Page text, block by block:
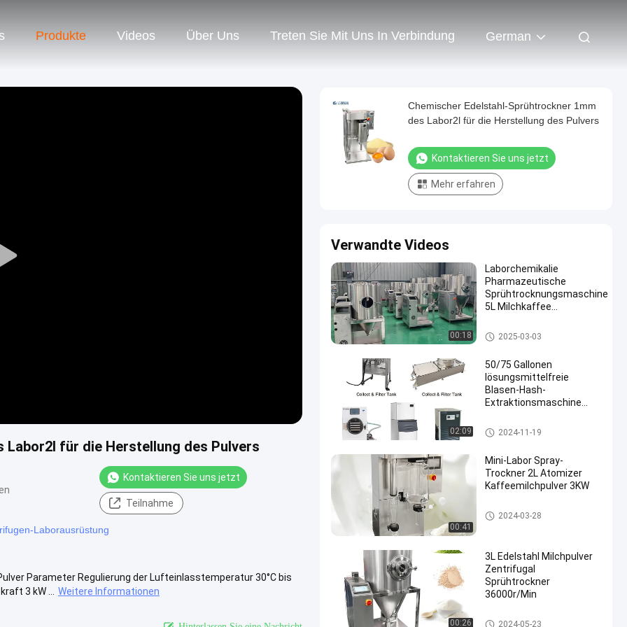
Produkte Videos Über Uns Treten Sie Mit Uns In Verbindung German
Play
für die Herstellung des Pulvers
Kontaktieren Sie uns jetzt
Teilnahme
Laborausrüstung
Parameter Regulierung der Lufteinlasstemperatur 30°C bis
3 kW ...
Weitere Informationen
Chemischer Edelstahl-Sprühtrockner 1mm
des Labor2l für die Herstellung des Pulvers
Kontaktieren Sie uns jetzt
Mehr erfahren
Verwandte Videos
00:18
Laborchemikalie
Pharmazeutische
Sprühtrocknungsmaschine
5L Milchkaffee
Ausrüstung
Sprühtrockner-Maschine
2025-03-03
02:09
50/75 Gallonen
lösungsmittelfreie
Blasen-Hash-
Extraktionsmaschine
Extraktionsgeräte
Sprühtrockner-Maschine
2024-11-19
00:41
Mini-Labor Spray-
Trockner 2L Atomizer
Kaffeemilchpulver 3KW
Sprühtrockner-Maschine
2024-03-28
00:26
3L Edelstahl Milchpulver
Zentrifugal
Sprühtrockner
36000r/Min
Sprühtrockner-Maschine
2024-05-23